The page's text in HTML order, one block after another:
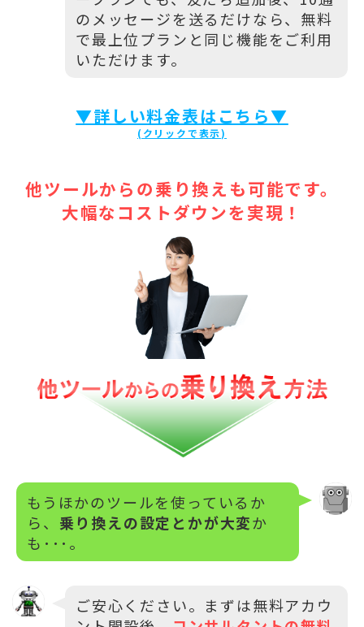
のメッセージを送るだけなら、無料
で最上位プランと同じ機能をご利用
いただけます。
▼詳しい料金表はこちら▼
他ツールからの乗り換えも可能です。
大幅なコストダウンを実現！
もうほかのツールを使っているか
ら、 乗り換えの設定とかが大変か
も･･･。
ご安心ください。まずは無料アカウ